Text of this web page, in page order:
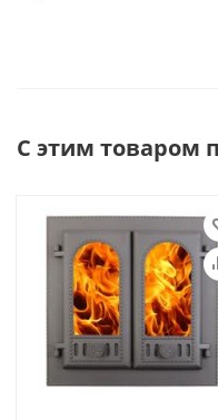
С этим товаром